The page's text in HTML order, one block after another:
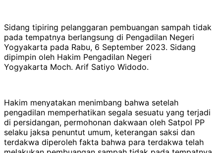
Sidang tipiring pelanggaran pembuangan sampah tidak
pada tempatnya berlangsung di Pengadilan Negeri
Yogyakarta pada Rabu, 6 September 2023. Sidang
dipimpin oleh Hakim Pengadilan Negeri
Yogyakarta Moch. Arif Satiyo Widodo.
Hakim menyatakan menimbang bahwa setelah
pengadilan memperhatikan segala sesuatu yang terjadi
di persidangan, permohonan dakwaan oleh Satpol PP
selaku jaksa penuntut umum, keterangan saksi dan
terdakwa diperoleh fakta bahwa para terdakwa telah